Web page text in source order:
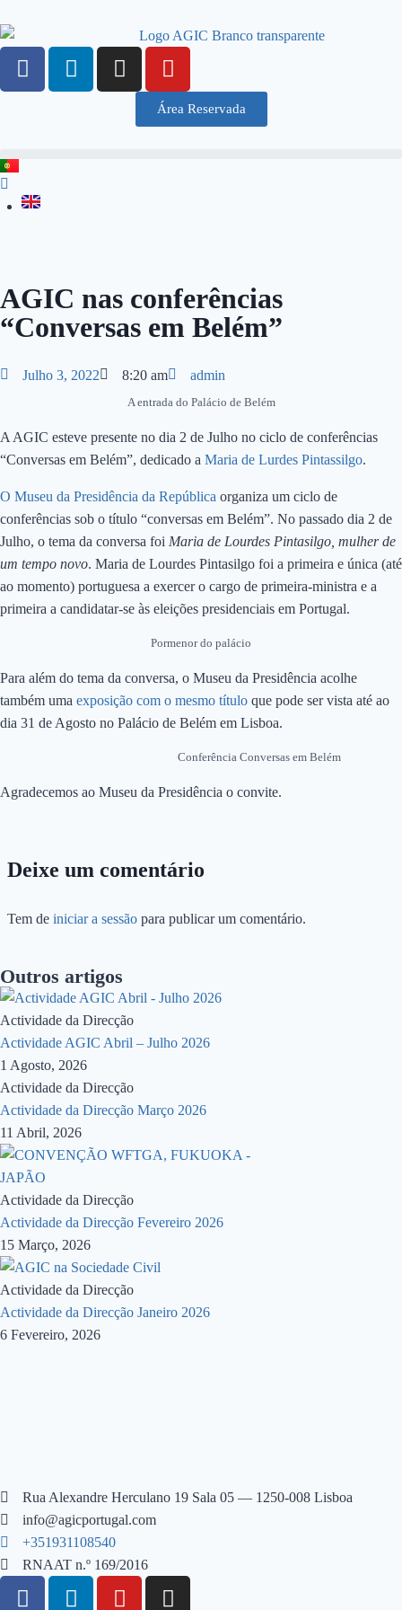
Área Reservada
AGIC nas conferências
“Conversas em Belém”
Julho 3, 2022 8:20 am admin
A entrada do Palácio de Belém
A AGIC esteve presente no dia 2 de Julho no ciclo de conferências
“Conversas em Belém”, dedicado a Maria de Lurdes Pintassilgo.
O Museu da Presidência da República organiza um ciclo de
conferências sob o título “conversas em Belém”. No passado dia 2 de
Julho, o tema da conversa foi Maria de Lourdes Pintasilgo, mulher de
um tempo novo. Maria de Lourdes Pintasilgo foi a primeira e única (até
ao momento) portuguesa a exercer o cargo de primeira-ministra e a
primeira a candidatar-se às eleições presidenciais em Portugal.
Pormenor do palácio
Para além do tema da conversa, o Museu da Presidência acolhe
também uma exposição com o mesmo título que pode ser vista até ao
dia 31 de Agosto no Palácio de Belém em Lisboa.
Conferência Conversas em Belém
Agradecemos ao Museu da Presidência o convite.
Deixe um comentário
Tem de iniciar a sessão para publicar um comentário.
Outros artigos
Actividade da Direcção
Actividade AGIC Abril – Julho 2026
1 Agosto, 2026
Actividade da Direcção
Actividade da Direcção Março 2026
11 Abril, 2026
Actividade da Direcção
Actividade da Direcção Fevereiro 2026
15 Março, 2026
Actividade da Direcção
Actividade da Direcção Janeiro 2026
6 Fevereiro, 2026
Rua Alexandre Herculano 19 Sala 05 — 1250-008 Lisboa
info@agicportugal.com
+351931108540
RNAAT n.º 169/2016